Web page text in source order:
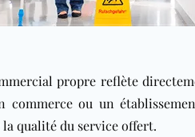
propre reflète
commerce ou un
qualité du service offert.